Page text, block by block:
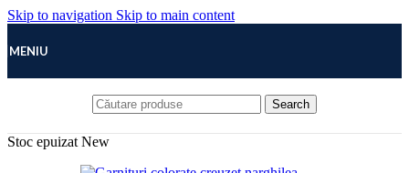
Skip to navigation Skip to main content
MENIU
Search
Stoc epuizat New